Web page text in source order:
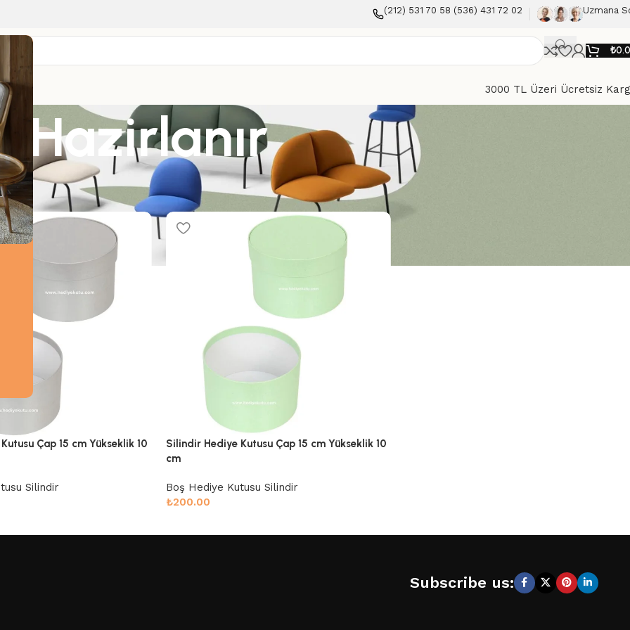
(212) 531 70 58 (536) 431 72 02 Uzmana
₺
3000 TL Üzeri Ücretsiz
Hazirlanır
“Silindir Kutu Hazirlanır” olarak etiketlendi Göster 12 18
Çap 15 cm Yükseklik 10
Silindir
Silindir Hediye Kutusu Çap 15 cm Yükseklik 10
cm
Boş Hediye Kutusu Silindir
₺200.00
Subscribe us: